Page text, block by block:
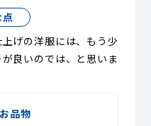
げの洋服には、もう少
良いのでは、と思いま
品物